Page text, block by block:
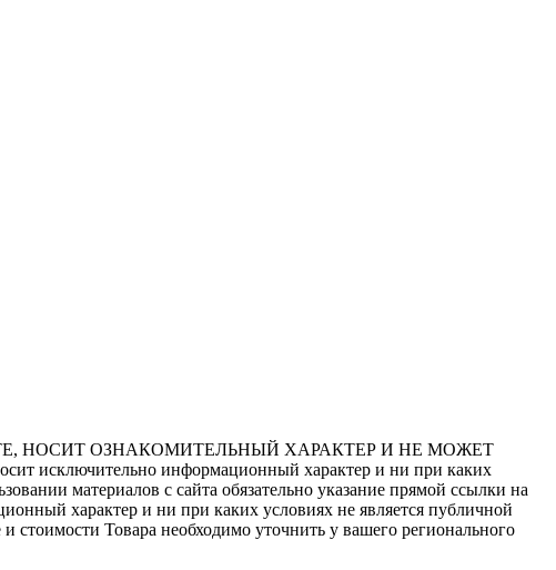
НОСИТ ОЗНАКОМИТЕЛЬНЫЙ ХАРАКТЕР И НЕ МОЖЕТ
исключительно информационный характер и ни при каких
материалов с сайта обязательно указание прямой ссылки на
характер и ни при каких условиях не является публичной
Товара необходимо уточнить у вашего регионального